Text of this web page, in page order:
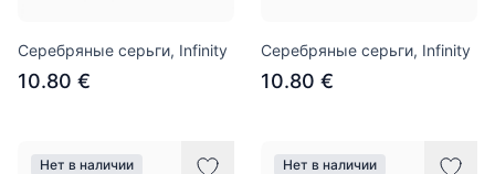
Серебряные серьги, Infinity
10.80 €
Серебряные серьги, Infinity
10.80 €
Нет в наличии Нет в наличии